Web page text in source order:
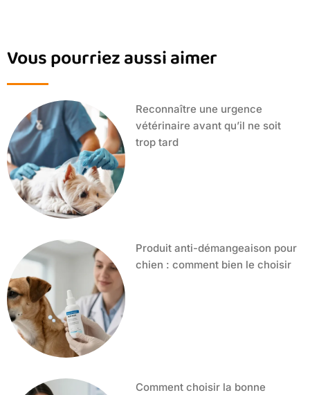
Vous pourriez aussi aimer
Reconnaître une urgence
vétérinaire avant qu’il ne soit
trop tard
Produit anti-démangeaison pour
chien : comment bien le choisir
Comment choisir la bonne